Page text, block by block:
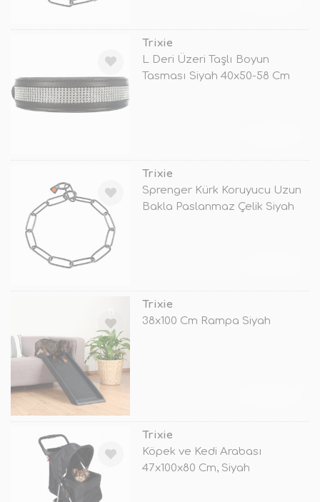
Trixie
L Deri Üzeri Taşlı Boyun
Tasması Siyah 40x50-58 Cm
Trixie
Sprenger Kürk Koruyucu Uzun
Bakla Paslanmaz Çelik Siyah
Trixie
38x100 Cm Rampa Siyah
Trixie
Köpek ve Kedi Arabası
47x100x80 Cm, Siyah